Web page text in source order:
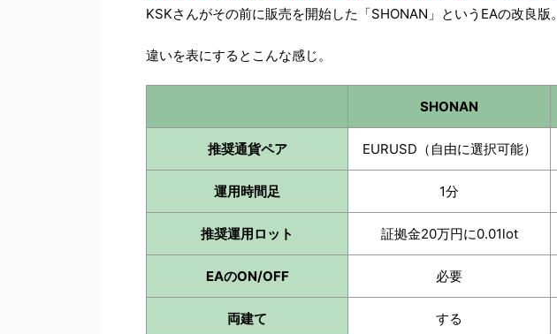
KSKさんがその前に販売を開始した「SHONAN」というEAの改良版。
違いを表にするとこんな感じ。
SHONAN
推奨通貨ペア EURUSD（自由に選択可能）
運用時間足 1分
推奨運用ロット 証拠金20万円に0.01lot
EAのON/OFF 必要
両建て する